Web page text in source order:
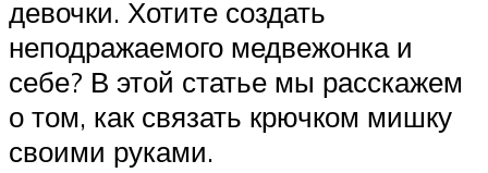
девочки. Хотите создать
неподражаемого медвежонка и
себе? В этой статье мы расскажем
о том, как связать крючком мишку
своими руками.